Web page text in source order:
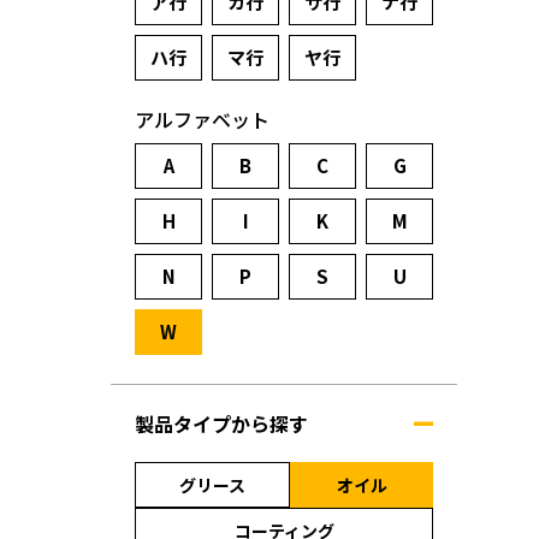
ハ行 マ行 ヤ行
アルファベット
A B C G
H I K M
N P S U
W
製品タイプから探す
グリース
オイル
コーティング